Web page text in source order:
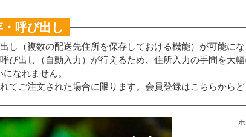
呼び出し
し（複数の配送先住所を保存しておける機能）が可能に
び出し（自動入力）が行えるため、住所入力の手間を大
なれません。
てご注文された場合に限ります。 会員登録はこちらからど